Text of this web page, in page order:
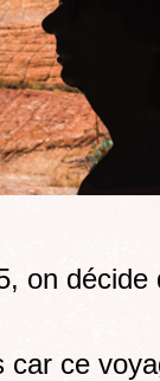
on
car ce